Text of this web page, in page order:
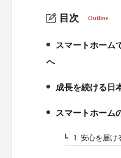
目次 Outline
1.
スマートホーム
へ
2.
成長を続ける日
3.
スマートホーム
3-1.1. 安心を届け